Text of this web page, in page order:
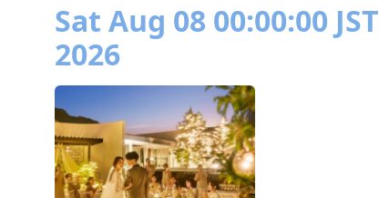
Sat Aug 08 00:00:00 JST
2026